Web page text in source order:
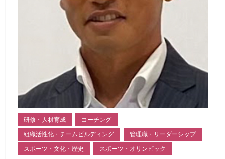
研修・人材育成 コーチング
組織活性化・チームビルディング 管理職・リーダーシップ
スポーツ・文化・歴史 スポーツ・オリンピック